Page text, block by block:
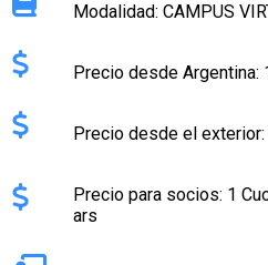
Modalidad: CAMPUS
Precio desde Argentina:
Precio desde el
Precio para socios: 1
ars